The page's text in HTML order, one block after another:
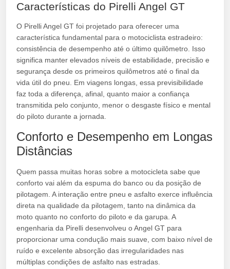
Características do Pirelli Angel GT
O Pirelli Angel GT foi projetado para oferecer uma
característica fundamental para o motociclista estradeiro:
consistência de desempenho até o último quilômetro. Isso
significa manter elevados níveis de estabilidade, precisão e
segurança desde os primeiros quilômetros até o final da
vida útil do pneu. Em viagens longas, essa previsibilidade
faz toda a diferença, afinal, quanto maior a confiança
transmitida pelo conjunto, menor o desgaste físico e mental
do piloto durante a jornada.
Conforto e Desempenho em Longas
Distâncias
Quem passa muitas horas sobre a motocicleta sabe que
conforto vai além da espuma do banco ou da posição de
pilotagem. A interação entre pneu e asfalto exerce influência
direta na qualidade da pilotagem, tanto na dinâmica da
moto quanto no conforto do piloto e da garupa. A
engenharia da Pirelli desenvolveu o Angel GT para
proporcionar uma condução mais suave, com baixo nível de
ruído e excelente absorção das irregularidades nas
múltiplas condições de asfalto nas estradas.